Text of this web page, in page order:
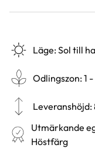
Läge:Sol till
Odlingszon:1
Leveranshöjd:
Utmärkande
Höstfärg